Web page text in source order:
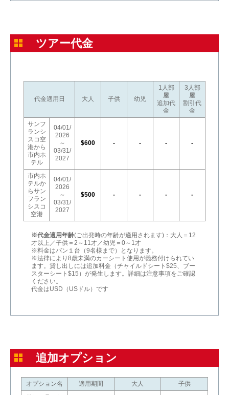
ツアー代金
代金適用日 大人 子供 幼児
1人部
屋
追加代
金
3人部
屋
割引代
金
サンフ
ランシ
スコ空
港から
市内ホ
テル
04/01/
2026
～
03/31/
2027
$600 - - - -
市内ホ
テルか
らサン
フラン
シスコ
空港
04/01/
2026
～
03/31/
2027
$500 - - - -
※代金適用年齢(ご出発時の年齢が適用されます)：大人＝12
才以上／子供＝2～11才／幼児＝0～1才
※料金はバン１台（9名様まで）となります。
※法律により8歳未満のカーシート使用が義務付けられてい
ます。貸し出しには追加料金（チャイルドシート$25、ブー
スターシート$15）が発生します。詳細は注意事項をご確認
ください。
代金はUSD（USドル）です
追加オプション
オプション名 適用期間 大人
子供